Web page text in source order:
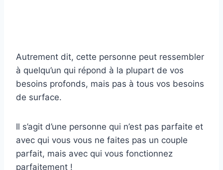
Autrement dit, cette personne peut ressembler
à quelqu’un qui répond à la plupart de vos
besoins profonds, mais pas à tous vos besoins
de surface.
Il s’agit d’une personne qui n’est pas parfaite et
avec qui vous vous ne faites pas un couple
parfait, mais avec qui vous fonctionnez
parfaitement !